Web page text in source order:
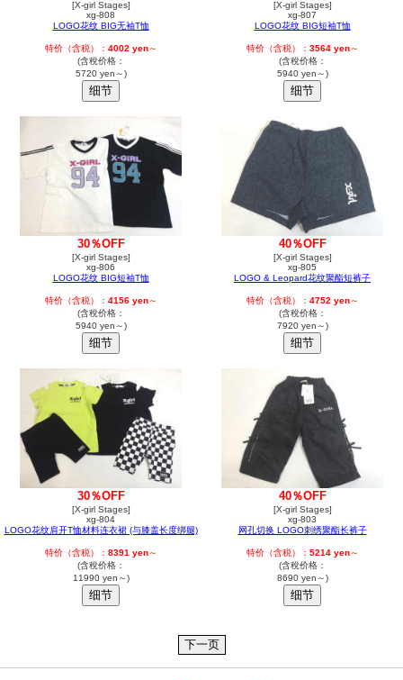
[X-girl Stages]
xg-808
LOGO花纹 BIG无袖T恤
特价（含税）： 4002 yen～
(含稅价格：
5720 yen～)
[X-girl Stages]
xg-807
LOGO花纹 BIG短袖T恤
特价（含税）： 3564 yen～
(含稅价格：
5940 yen～)
30％OFF
[X-girl Stages]
xg-806
LOGO花纹 BIG短袖T恤
特价（含税）： 4156 yen～
(含稅价格：
5940 yen～)
40％OFF
[X-girl Stages]
xg-805
LOGO & Leopard花纹聚酯短裤子
特价（含税）： 4752 yen～
(含稅价格：
7920 yen～)
30％OFF
[X-girl Stages]
xg-804
LOGO花纹肩开T恤材料连衣裙 (与膝盖长度绑腿)
特价（含税）： 8391 yen～
(含稅价格：
11990 yen～)
40％OFF
[X-girl Stages]
xg-803
网孔切换 LOGO刺绣聚酯长裤子
特价（含税）： 5214 yen～
(含稅价格：
8690 yen～)